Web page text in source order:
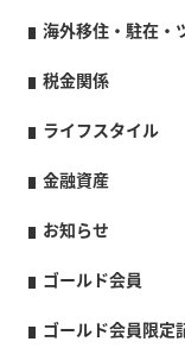
海外移住・駐在・
税金関係
ライフスタイル
金融資産
お知らせ
ゴールド会員
ゴールド会員限定